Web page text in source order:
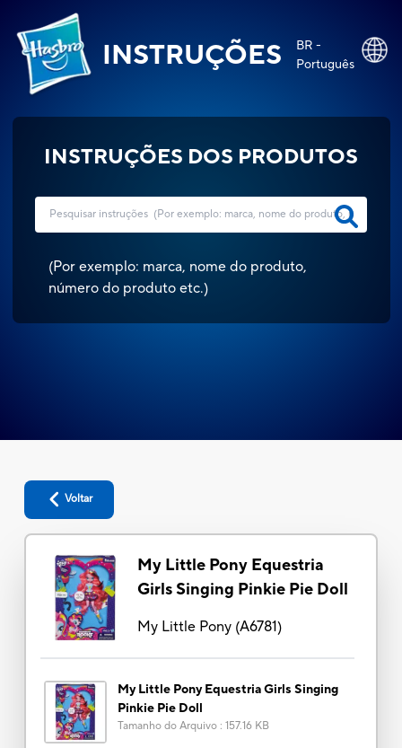
INSTRUÇÕES
BR -
Português
INSTRUÇÕES DOS PRODUTOS
(Por exemplo: marca, nome do produto,
número do produto etc.)
Voltar
My Little Pony Equestria
Girls Singing Pinkie Pie Doll
My Little Pony(A6781)
My Little Pony Equestria Girls Singing
Pinkie Pie Doll
Tamanho do Arquivo: 157.16 KB